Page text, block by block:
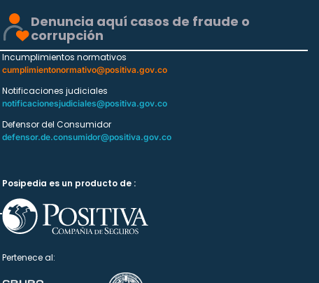
Denuncia aquí casos de fraude o
corrupción
Incumplimientos normativos
cumplimientonormativo@positiva.gov.co
Notificaciones judiciales
notificacionesjudiciales@positiva.gov.co
Defensor del Consumidor
defensor.de.consumidor@positiva.gov.co
Posipedia es un producto de :
Pertenece al: